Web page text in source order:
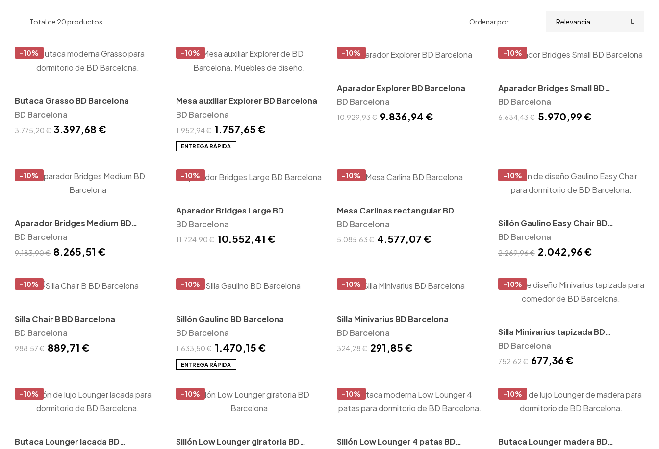
Total de 20 productos. Ordenar por: Relevancia
-10%
Butaca Grasso BD Barcelona
BD Barcelona
3.775,20 € 3.397,68 €
-10%
Mesa auxiliar Explorer BD Barcelona
BD Barcelona
1.952,94 € 1.757,65 €
ENTREGA RÁPIDA
-10%
Aparador Explorer BD Barcelona
BD Barcelona
10.929,93 € 9.836,94 €
-10%
Aparador Bridges Small BD
Barcelona
BD Barcelona
6.634,43 € 5.970,99 €
-10%
Aparador Bridges Medium BD
Barcelona
BD Barcelona
9.183,90 € 8.265,51 €
-10%
Aparador Bridges Large BD
Barcelona
BD Barcelona
11.724,90 € 10.552,41 €
-10%
Mesa Carlinas rectangular BD
Barcelona
BD Barcelona
5.085,63 € 4.577,07 €
-10%
Sillón Gaulino Easy Chair BD
Barcelona
BD Barcelona
2.269,96 € 2.042,96 €
-10%
Silla Chair B BD Barcelona
BD Barcelona
988,57 € 889,71 €
-10%
Sillón Gaulino BD Barcelona
BD Barcelona
1.633,50 € 1.470,15 €
ENTREGA RÁPIDA
-10%
Silla Minivarius BD Barcelona
BD Barcelona
324,28 € 291,85 €
-10%
Silla Minivarius tapizada BD
Barcelona
BD Barcelona
752,62 € 677,36 €
-10%
Butaca Lounger lacada BD
-10%
Sillón Low Lounger giratoria BD
-10%
Sillón Low Lounger 4 patas BD
-10%
Butaca Lounger madera BD